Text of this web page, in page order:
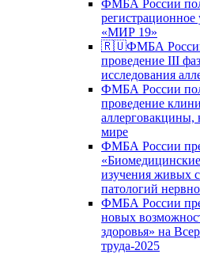
ФМБА России
регистрационное
«МИР 19»
🇷🇺ФМБА России
проведение III
исследования
ФМБА России
проведение
мире
ФМБА России
изучения живых
патологий
ФМБА России
новых
здоровья» на
труда-2025